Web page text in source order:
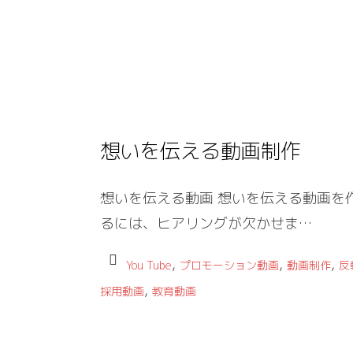
想いを伝える動画制作
想いを伝える動画 想いを伝える動画を
るには、ヒアリングが欠かせま…
You Tube, プロモーション動画, 動画制作, 反
採用動画, 教育動画